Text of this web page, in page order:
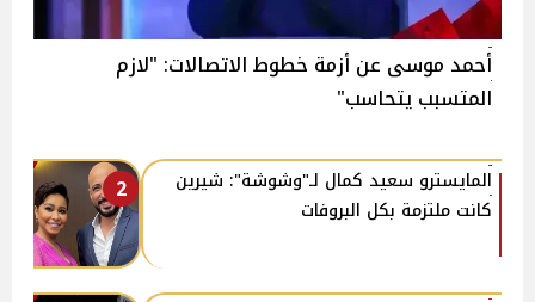
أحمد موسى عن أزمة خطوط الاتصالات: "لازم
المتسبب يتحاسب"
2
المايسترو سعيد كمال لـ"وشوشة": شيرين
كانت ملتزمة بكل البروفات